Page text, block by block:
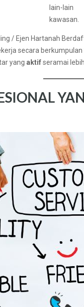
lain-lain
kawasan.
/ Ejen Hartanah
secara
yang aktifseramai